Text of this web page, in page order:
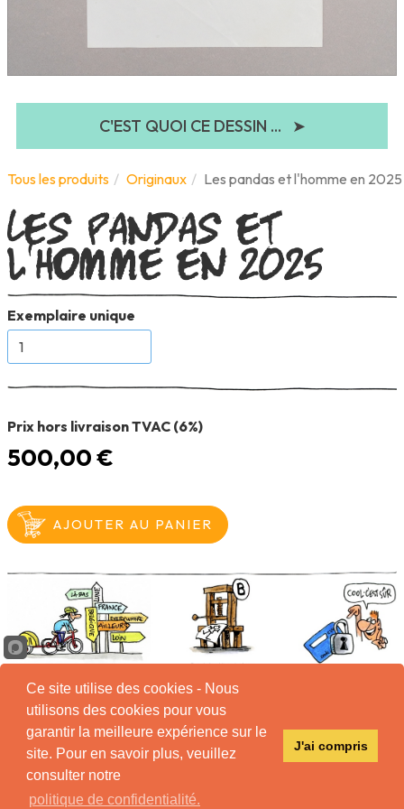
C'EST QUOI CE DESSIN ... ➤
Tous les produits Originaux Les pandas et l'homme en 2025
Les pandas et
l'homme en 2025
Exemplaire unique
Prix hors livraison TVAC (6%)
500,00 €
Tous
droits
Conditions d'utilisation
Ce site utilise des cookies - Nous
utilisons des cookies pour vous
garantir la meilleure expérience sur le
site. Pour en savoir plus, veuillez
consulter notre
politique de confidentialité.
J'ai compris